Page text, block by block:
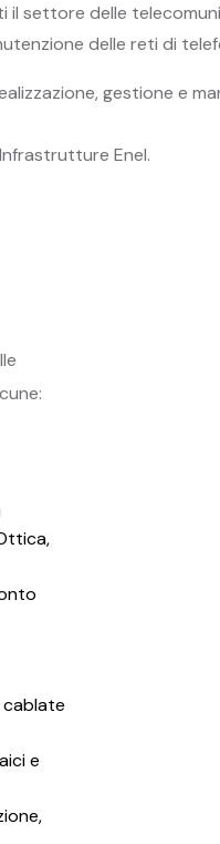
settore delle
delle reti di
gestione e
Enel.
cablate
e